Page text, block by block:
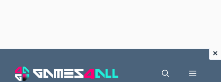
Menu